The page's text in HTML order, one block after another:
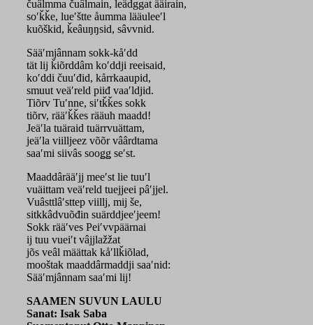
čuâlmma čuâlmain, leädggat ääirain,
soʹǩǩe, lueʹštte åumma lääuleeʹl
kuõškid, ǩeâuŋŋsid, sâvvnid.
Sääʹmjânnam sokk-kåʹdd
tät lij ǩiõrddâm koʹddji reeisaid,
koʹddi čuuʹđid, kårrkaaupid,
smuut veäʹreld piiđ vaaʹldjid.
Tiõrv Tuʹnne, siʹtǩǩes sokk
tiõrv, rääʹǩǩes rääuh maadd!
Jeäʹla tuäraid tuärrvuättam,
jeäʹla viilljeez võõr vâârdtama
saaʹmi siivâs sooǥǥ seʹst.
Maaddârääʹjj meeʹst lie tuuʹl
vuäittam veäʹreld tuejjeei pâʹjjel.
Vuâsttlâʹsttep viillj, mij še,
sitkkâdvuõđin suärddjeeʹjeem!
Sokk rääʹves Peiʹvvpäärnai
ij tuu vueiʹt vâjjlažžat
jõs veâl määttak kåʹllǩiõlad,
mooštak maaddârmaddji saaʹnid:
Sääʹmjânnam saaʹmi lij!
SAAMEN SUVUN LAULU
Sanat: Isak Saba